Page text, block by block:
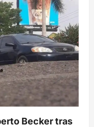
Becker tras